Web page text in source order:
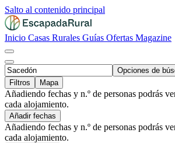
Salto al contenido principal
Inicio Casas Rurales Guías Ofertas Magazine
Opciones de
Filtros
Mapa
Añadiendo fechas y n.º de personas podrás
cada alojamiento.
Añadir fechas
Añadiendo fechas y n.º de personas podrás
cada alojamiento.